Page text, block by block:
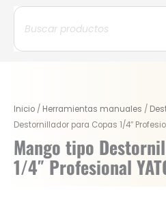
Búsqueda
productos
Inicio / Herramientas manuales /
Destornillador para Copas 1/4″
Mango tipo
1/4″ Profesional
Original
price
was:
$ 16.700.
Current
price
is:
$ 12.525.
Mango
tipo
Destornillador
para
Copas